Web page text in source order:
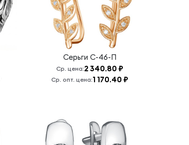
Серьги С-46-П
Ср. цена:2 340.80 ₽
Ср. опт. цена:1 170.40 ₽